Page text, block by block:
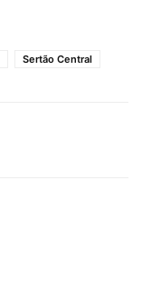
Sertão Central